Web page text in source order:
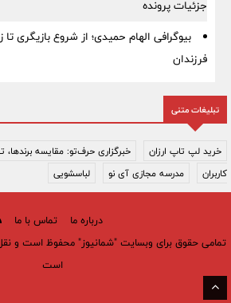
جزئیات پرونده
بیوگرافی الهام حمیدی؛ از شروع بازیگری
فرزندان
تبلیغات متنی
خرید لپ تاپ ارزان
خبرگزاری حرف‌تو: مقایسه
کاربران
مدرسه مجازی آی نو لباسشویی
درباره ما
تماس با ما
تمامی حقوق برای وبسایت "شمانیوز" محفوظ است و نقل
است